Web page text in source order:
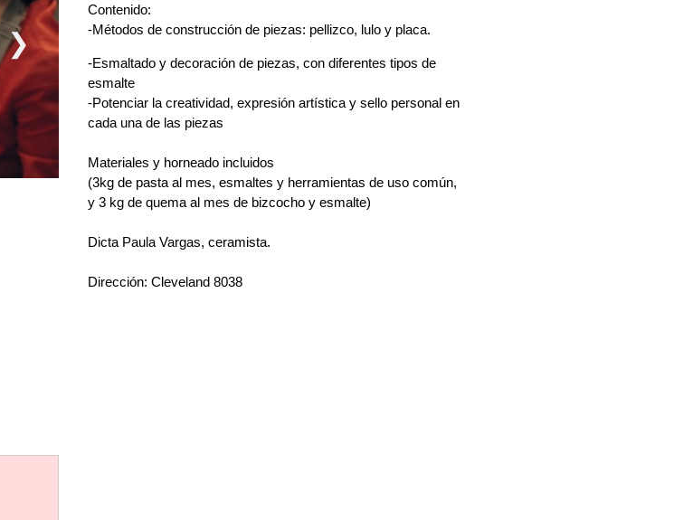
❯
Contenido:
-Métodos de construcción de piezas: pellizco, lulo y placa.
-Esmaltado y decoración de piezas, con diferentes tipos de
esmalte
-Potenciar la creatividad, expresión artística y sello personal en
cada una de las piezas
Materiales y horneado incluidos
(3kg de pasta al mes, esmaltes y herramientas de uso común,
y 3 kg de quema al mes de bizcocho y esmalte)
Dicta Paula Vargas, ceramista.
Dirección: Cleveland 8038